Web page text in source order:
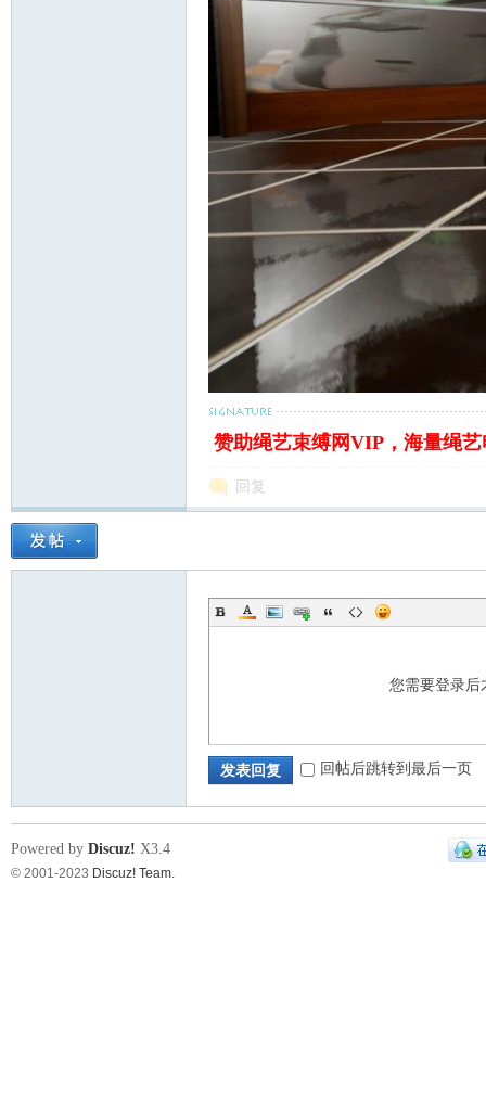
赞助绳艺束缚网VIP，海量绳
回复
您需要登录
发表回复 回帖后跳转到最后一页
Powered by Discuz! X3.4
© 2001-2023 Discuz! Team